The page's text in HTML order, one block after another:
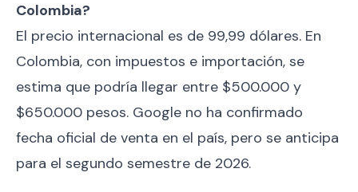
Colombia?
El precio internacional es de 99,99 dólares. En
Colombia, con impuestos e importación, se
estima que podría llegar entre $500.000 y
$650.000 pesos. Google no ha confirmado
fecha oficial de venta en el país, pero se anticipa
para el segundo semestre de 2026.